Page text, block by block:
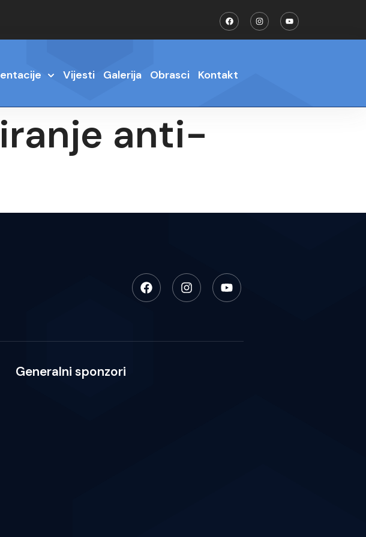
Vijesti Galerija Obrasci Kontakt
anti-
Generalni sponzori